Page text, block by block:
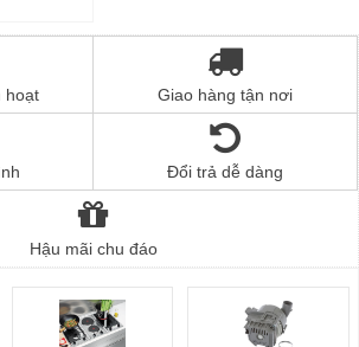
hoạt Giao hàng tận nơi
Đổi trả dễ dàng
Hậu mãi chu đáo